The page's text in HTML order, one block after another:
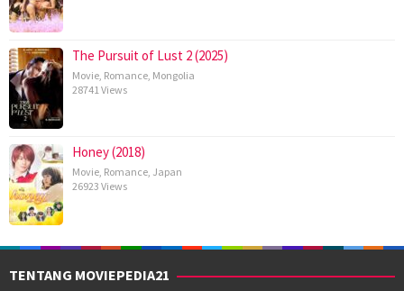
The Pursuit of Lust 2 (2025)
Movie Romance Mongolia
28741 Views
Honey (2018)
Movie Romance Japan
26923 Views
TENTANG MOVIEPEDIA21